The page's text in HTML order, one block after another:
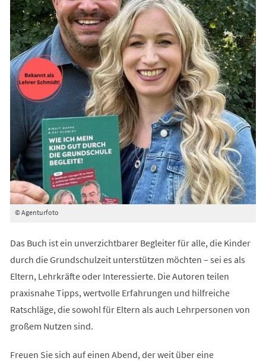
© Agenturfoto
Das Buch ist ein unverzichtbarer Begleiter für alle, die Kinder
durch die Grundschulzeit unterstützen möchten – sei es als
Eltern, Lehrkräfte oder Interessierte. Die Autoren teilen
praxisnahe Tipps, wertvolle Erfahrungen und hilfreiche
Ratschläge, die sowohl für Eltern als auch Lehrpersonen von
großem Nutzen sind.
Freuen Sie sich auf einen Abend, der weit über eine